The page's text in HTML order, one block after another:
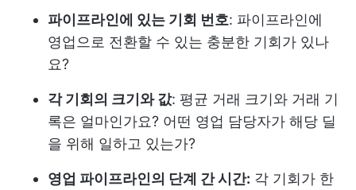
파이프라인에 있는 기회 번호: 파이프라인에
영업으로 전환할 수 있는 충분한 기회가 있나
요?
각 기회의 크기와 값: 평균 거래 크기와 거래 기
록은 얼마인가요? 어떤 영업 담당자가 해당 딜
을 위해 일하고 있는가?
영업 파이프라인의 단계 간 시간: 각 기회가 한